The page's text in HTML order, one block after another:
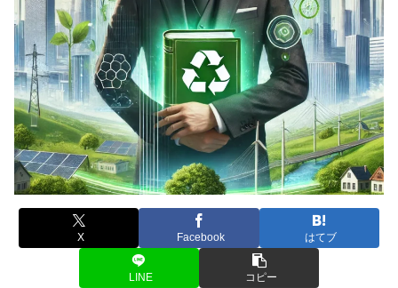
X Facebook はてブ
LINE コピー